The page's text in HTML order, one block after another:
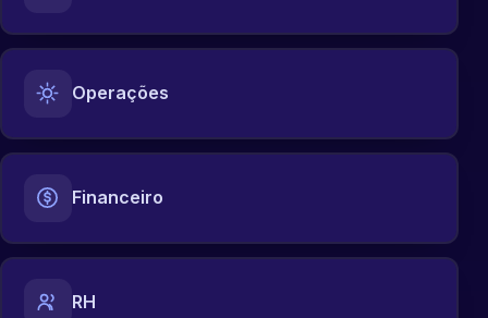
Operações
Financeiro
RH